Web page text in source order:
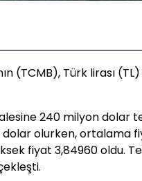
(TCMB), Türk lirası
240 milyon dolar
olurken, ortalama
fiyat 3,84960 oldu.